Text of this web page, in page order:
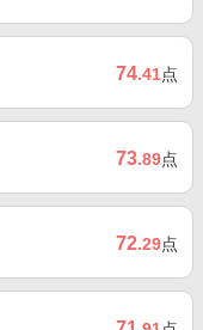
74.41点
73.89点
72.29点